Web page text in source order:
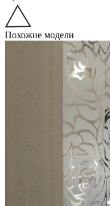
Похожие модели